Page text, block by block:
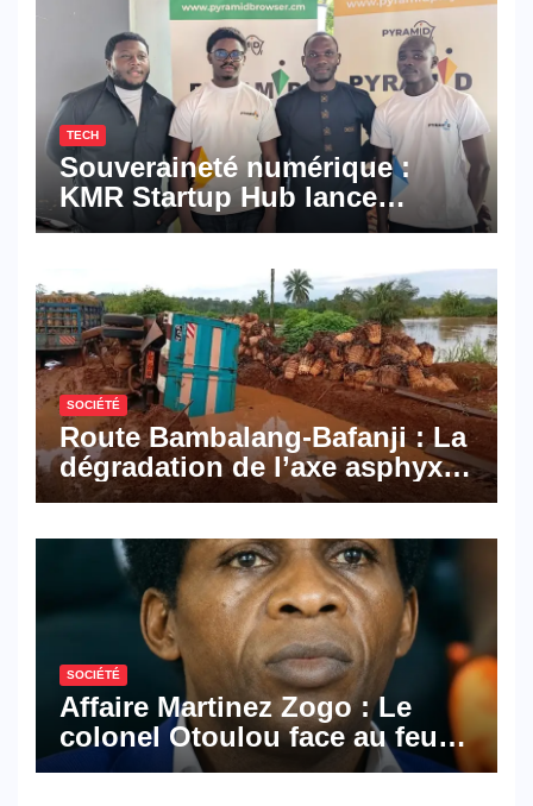
TECH
Souveraineté numérique :
KMR Startup Hub lance
Pyramid Browser et Pyramid
numériques made in
Cameroon
SOCIÉTÉ
Route Bambalang-Bafanji : La
dégradation de l’axe asphyxie
les activités économiques
SOCIÉTÉ
Affaire Martinez Zogo : Le
colonel Otoulou face au feu
croisé des avocats de la